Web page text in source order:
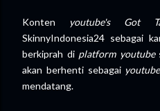
Konten youtube's Got
SkinnyIndonesia24 sebagai
berkiprah di platform youtube
akan berhenti sebagai
mendatang.